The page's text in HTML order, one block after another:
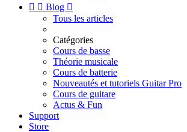
  Blog 
Tous les articles
Catégories
Cours de basse
Théorie musicale
Cours de batterie
Nouveautés et tutoriels Guitar Pro
Cours de guitare
Actus & Fun
Support
Store